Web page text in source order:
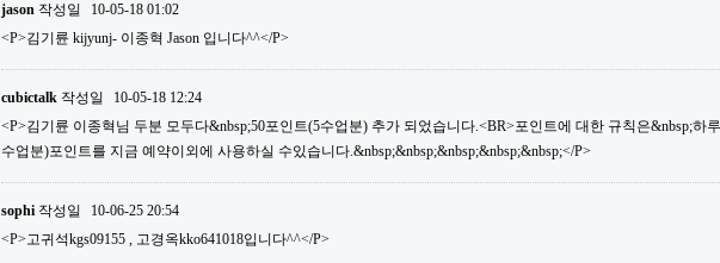
jason 작성일
10-05-18 01:02
<P>김기륜 kijyunj- 이종혁 Jason 입니다^^</P>
cubictalk 작성일
10-05-18 12:24
<P>김기륜 이종혁님 두분 모두다&nbsp;50포인트(5수업분) 추가 되었습니다.<BR>포인트에 대한 규칙은&nbsp;하
수업분)포인트를 지금 예약이외에 사용하실 수있습니다.&nbsp;&nbsp;&nbsp;&nbsp;&nbsp;</P>
sophi 작성일
10-06-25 20:54
<P>고귀석kgs09155 , 고경옥kko641018입니다^^</P>